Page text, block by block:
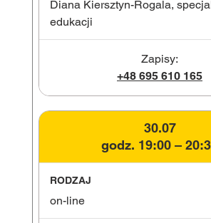
Diana Kiersztyn-Rogala,
edukacji
Zapisy:
+48 695 610 165
30.07
godz. 19:00 –
on-line